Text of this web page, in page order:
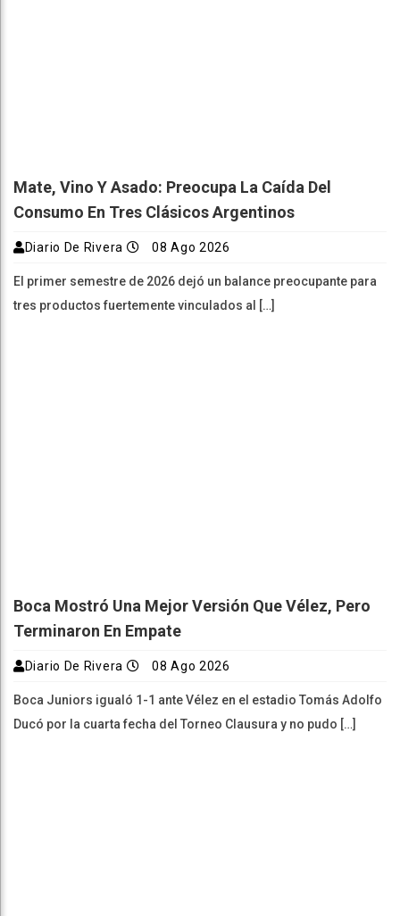
Mate, Vino Y Asado: Preocupa La Caída Del
Consumo En Tres Clásicos Argentinos
Diario De Rivera 08 Ago 2026
El primer semestre de 2026 dejó un balance preocupante para
tres productos fuertemente vinculados al […]
Boca Mostró Una Mejor Versión Que Vélez, Pero
Terminaron En Empate
Diario De Rivera 08 Ago 2026
Boca Juniors igualó 1-1 ante Vélez en el estadio Tomás Adolfo
Ducó por la cuarta fecha del Torneo Clausura y no pudo […]